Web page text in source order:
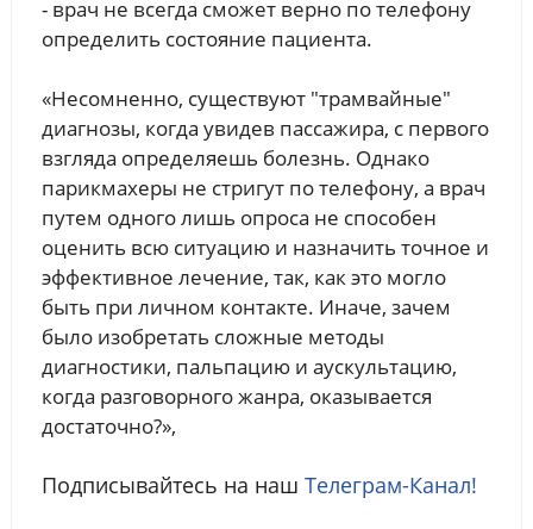
- врач не всегда сможет верно по телефону
определить состояние пациента.
«Несомненно, существуют "трамвайные"
диагнозы, когда увидев пассажира, с первого
взгляда определяешь болезнь. Однако
парикмахеры не стригут по телефону, а врач
путем одного лишь опроса не способен
оценить всю ситуацию и назначить точное и
эффективное лечение, так, как это могло
быть при личном контакте. Иначе, зачем
было изобретать сложные методы
диагностики, пальпацию и аускультацию,
когда разговорного жанра, оказывается
достаточно?»,
Подписывайтесь на наш Телеграм-Канал!